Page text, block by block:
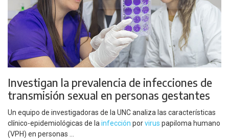
Investigan la prevalencia de infecciones de
transmisión sexual en personas gestantes
Un equipo de investigadoras de la UNC analiza las características
clínico-epidemiológicas de la infección porvirus papiloma humano
(VPH) en personas ...